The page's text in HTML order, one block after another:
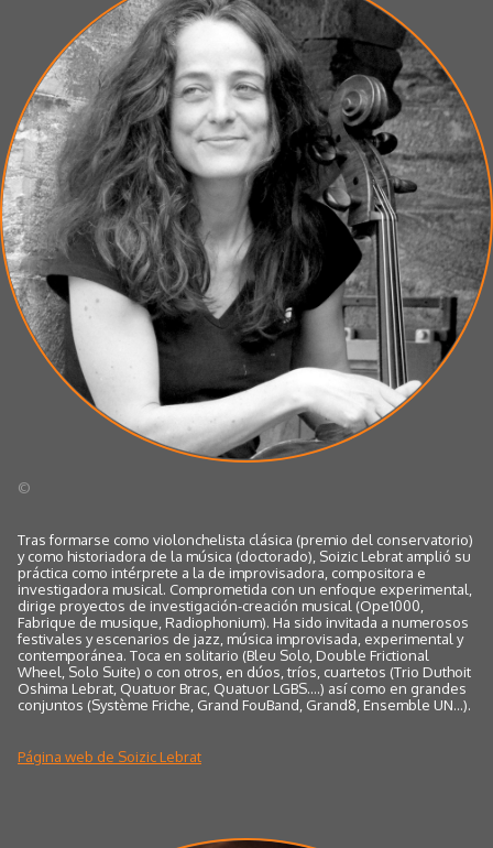
©
Tras formarse como violonchelista clásica (premio del conservatorio)
y como historiadora de la música (doctorado), Soizic Lebrat amplió su
práctica como intérprete a la de improvisadora, compositora e
investigadora musical. Comprometida con un enfoque experimental,
dirige proyectos de investigación-creación musical (Ope1000,
Fabrique de musique, Radiophonium). Ha sido invitada a numerosos
festivales y escenarios de jazz, música improvisada, experimental y
contemporánea. Toca en solitario (Bleu Solo, Double Frictional
Wheel, Solo Suite) o con otros, en dúos, tríos, cuartetos (Trio Duthoit
Oshima Lebrat, Quatuor Brac, Quatuor LGBS....) así como en grandes
conjuntos (Système Friche, Grand FouBand, Grand8, Ensemble UN...).
Página web de Soizic Lebrat